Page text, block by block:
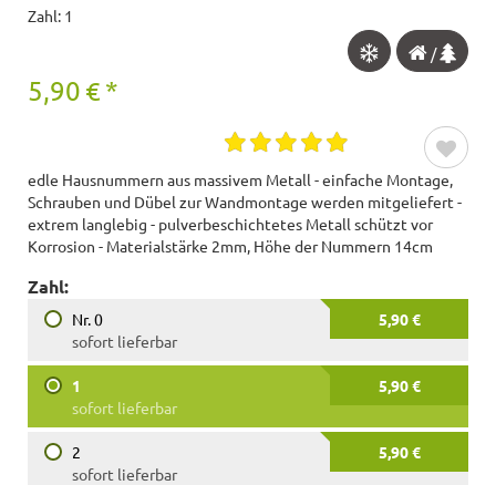
Zahl: 1
/
5,90 € *
edle Hausnummern aus massivem Metall - einfache Montage,
Schrauben und Dübel zur Wandmontage werden mitgeliefert -
extrem langlebig - pulverbeschichtetes Metall schützt vor
Korrosion - Materialstärke 2mm, Höhe der Nummern 14cm
Zahl:
Nr. 0
5,90 €
sofort lieferbar
1
5,90 €
sofort lieferbar
2
5,90 €
sofort lieferbar